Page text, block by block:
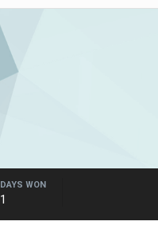
DAYS WON
1